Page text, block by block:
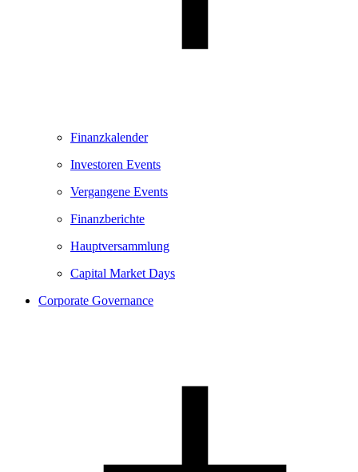
Finanzkalender
Investoren Events
Vergangene Events
Finanzberichte
Hauptversammlung
Capital Market Days
Corporate Governance